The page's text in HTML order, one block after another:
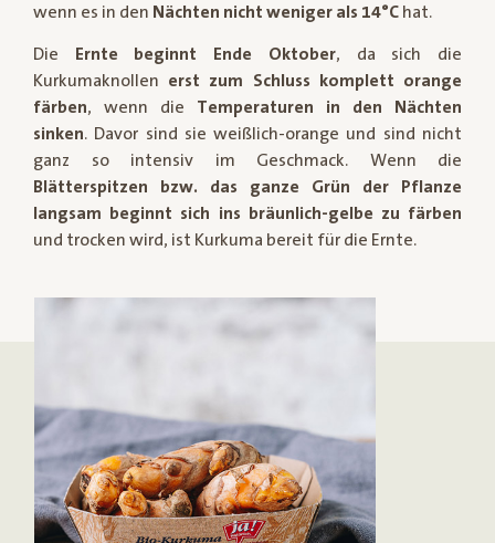
wenn es in den Nächten nicht weniger als 14°C hat.
Die Ernte beginnt Ende Oktober, da sich die
Kurkumaknollen erst zum Schluss komplett orange
färben, wenn die Temperaturen in den Nächten
sinken. Davor sind sie weißlich-orange und sind nicht
ganz so intensiv im Geschmack. Wenn die
Blätterspitzen bzw. das ganze Grün der Pflanze
langsam beginnt sich ins bräunlich-gelbe zu färben
und trocken wird, ist Kurkuma bereit für die Ernte.